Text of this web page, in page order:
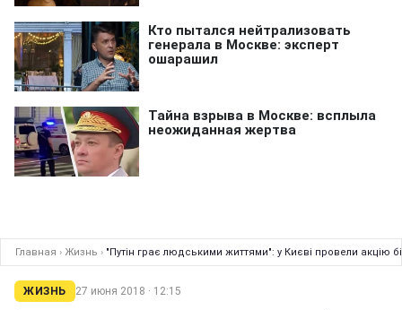
Главная › Жизнь › "Путін грає людськими життями": у Києві провели акцію
ЖИЗНЬ 27 июня 2018 · 12:15